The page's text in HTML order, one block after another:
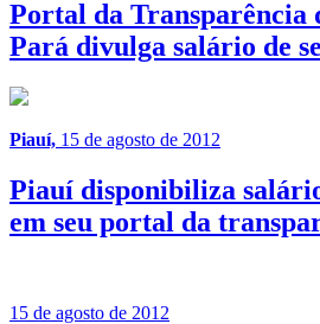
Portal da Transparência
Pará divulga salário de
Piauí, 15 de agosto de 2012
Piauí disponibiliza
em seu portal da
15 de agosto de 2012